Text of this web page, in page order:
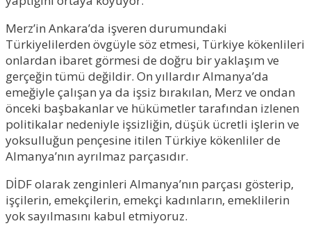
Merz’in Ankara’da işveren durumundaki
Türkiyelilerden övgüyle söz etmesi, Türkiye kökenlileri
onlardan ibaret görmesi de doğru bir yaklaşım ve
gerçeğin tümü değildir. On yıllardır Almanya’da
emeğiyle çalışan ya da işsiz bırakılan, Merz ve ondan
önceki başbakanlar ve hükümetler tarafından izlenen
politikalar nedeniyle işsizliğin, düşük ücretli işlerin ve
yoksulluğun pençesine itilen Türkiye kökenliler de
Almanya’nın ayrılmaz parçasıdır.
DİDF olarak zenginleri Almanya’nın parçası gösterip,
işçilerin, emekçilerin, emekçi kadınların, emeklilerin
yok sayılmasını kabul etmiyoruz.